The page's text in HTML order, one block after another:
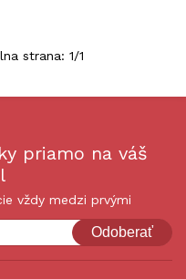
strana: 1/1
priamo na váš
vždy medzi prvými
Odoberať